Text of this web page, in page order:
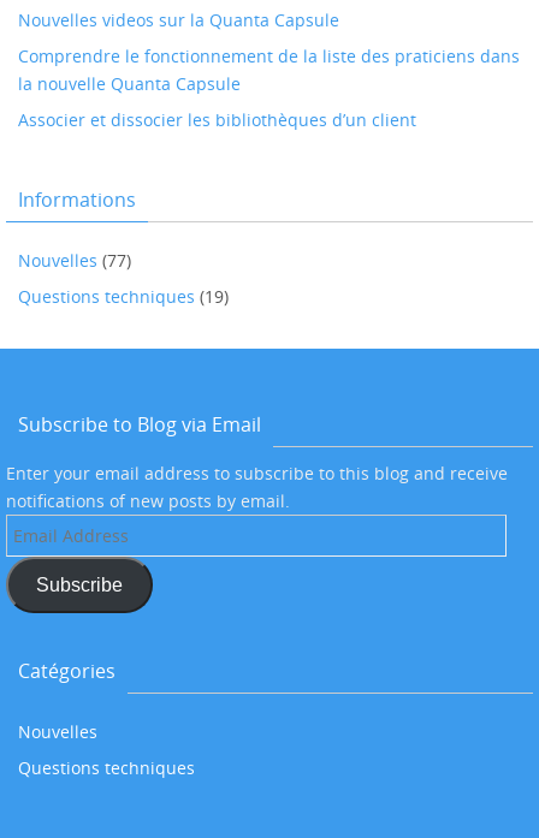
Nouvelles videos sur la Quanta Capsule
Comprendre le fonctionnement de la liste des praticiens dans
la nouvelle Quanta Capsule
Associer et dissocier les bibliothèques d’un client
Informations
Nouvelles (77)
Questions techniques (19)
Subscribe to Blog via Email
Enter your email address to subscribe to this blog and receive
notifications of new posts by email.
Email
Address
Subscribe
Catégories
Nouvelles
Questions techniques